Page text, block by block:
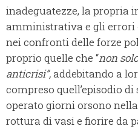
inadeguatezze, la propria
amministrativa e gli errori
nei confronti delle forze
proprio quelle che “non
anticrisi”,addebitando a
compreso quell’episodio
operato giorni orsono
rottura di vasi e fiorire da